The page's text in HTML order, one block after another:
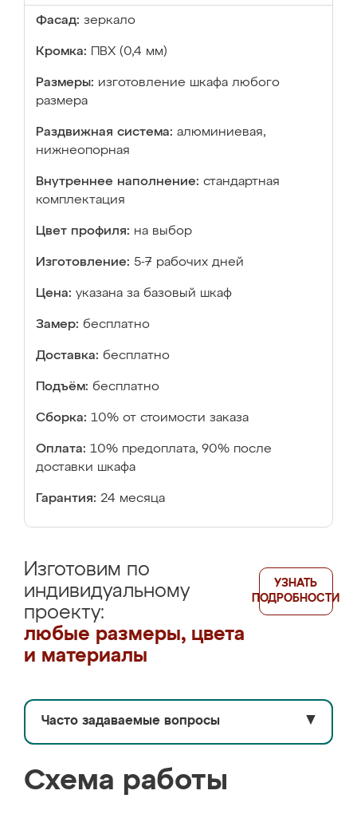
Фасад: зеркало
Кромка: ПВХ (0,4 мм)
Размеры: изготовление шкафа любого
размера
Раздвижная система: алюминиевая,
нижнеопорная
Внутреннее наполнение: стандартная
комплектация
Цвет профиля: на выбор
Изготовление: 5-7 рабочих дней
Цена: указана за базовый шкаф
Замер: бесплатно
Доставка: бесплатно
Подъём: бесплатно
Сборка: 10% от стоимости заказа
Оплата: 10% предоплата, 90% после
доставки шкафа
Гарантия: 24 месяца
Изготовим по
индивидуальному
проекту:
любые размеры, цвета
и материалы
УЗНАТЬ
ПОДРОБНОСТИ
Часто задаваемые вопросы ▼
Схема работы